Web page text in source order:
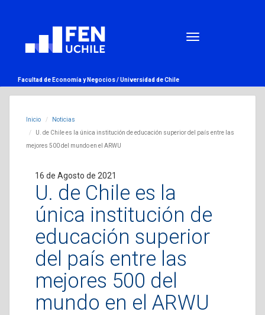
Facultad de Economía y Negocios /Universidad de Chile
Inicio
Noticias
U. de Chile es la única institución de educación superior del país entre las
mejores 500 del mundo en el ARWU
16 de Agosto de 2021
U. de Chile es la
única institución de
educación superior
del país entre las
mejores 500 del
mundo en el ARWU